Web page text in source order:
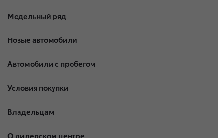
Модельный ряд
Новые автомобили
Автомобили с пробегом
Условия покупки
Владельцам
О дилерском центре